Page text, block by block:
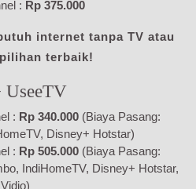
: Rp 375.000
internet tanpa TV atau
terbaik!
UseeTV
: Rp 340.000 (Biaya Pasang:
Disney+ Hotstar)
: Rp 505.000 (Biaya Pasang:
IndiHomeTV, Disney+ Hotstar,